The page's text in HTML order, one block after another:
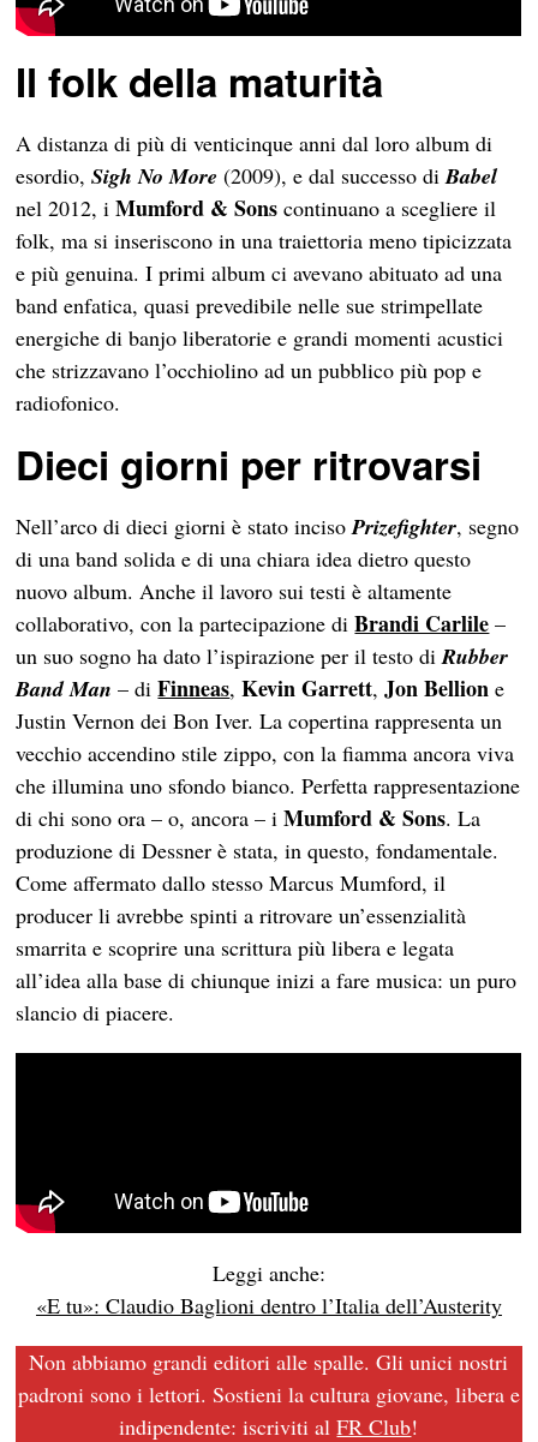
Il folk della maturità
A distanza di più di venticinque anni dal loro album di
esordio,Sigh No More (2009), e dal successo diBabel
nel 2012, iMumford & Sons continuano a scegliere il
folk, ma si inseriscono in una traiettoria meno tipicizzata
e più genuina. I primi album ci avevano abituato ad una
band enfatica, quasi prevedibile nelle sue strimpellate
energiche di banjo liberatorie e grandi momenti acustici
che strizzavano l’occhiolino ad un pubblico più pop e
radiofonico.
Dieci giorni per ritrovarsi
Nell’arco di dieci giorni è stato incisoPrizefighter, segno
di una band solida e di una chiara idea dietro questo
nuovo album. Anche il lavoro sui testi è altamente
collaborativo, con la partecipazione diBrandi Carlile –
un suo sogno ha dato l’ispirazione per il testo diRubber
Band Man – diFinneas,Kevin Garrett,Jon Bellione
Justin Vernon dei Bon Iver. La copertina rappresenta un
vecchio accendino stile zippo, con la fiamma ancora viva
che illumina uno sfondo bianco. Perfetta rappresentazione
di chi sono ora – o, ancora – iMumford & Sons. La
produzione di Dessner è stata, in questo, fondamentale.
Come affermato dallo stesso Marcus Mumford, il
producer li avrebbe spinti a ritrovare un’essenzialità
smarrita e scoprire una scrittura più libera e legata
all’idea alla base di chiunque inizi a fare musica: un puro
slancio di piacere.
Leggi anche:
«E tu»: Claudio Baglioni dentro l’Italia dell’Austerity
Non abbiamo grandi editori alle spalle. Gli unici nostri
padroni sono i lettori. Sostieni la cultura giovane, libera e
indipendente: iscriviti alFR Club!